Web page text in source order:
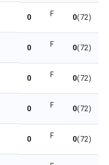
0 F 0(72)
0 F 0(72)
0 F 0(72)
0 F 0(72)
0 F 0(72)